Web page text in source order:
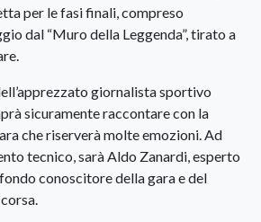
per le fasi finali, compreso
dal “Muro della Leggenda”, tirato a
giornalista sportivo
sicuramente raccontare con la
che riserverà molte emozioni. Ad
tecnico, sarà Aldo Zanardi, esperto
conoscitore della gara e del